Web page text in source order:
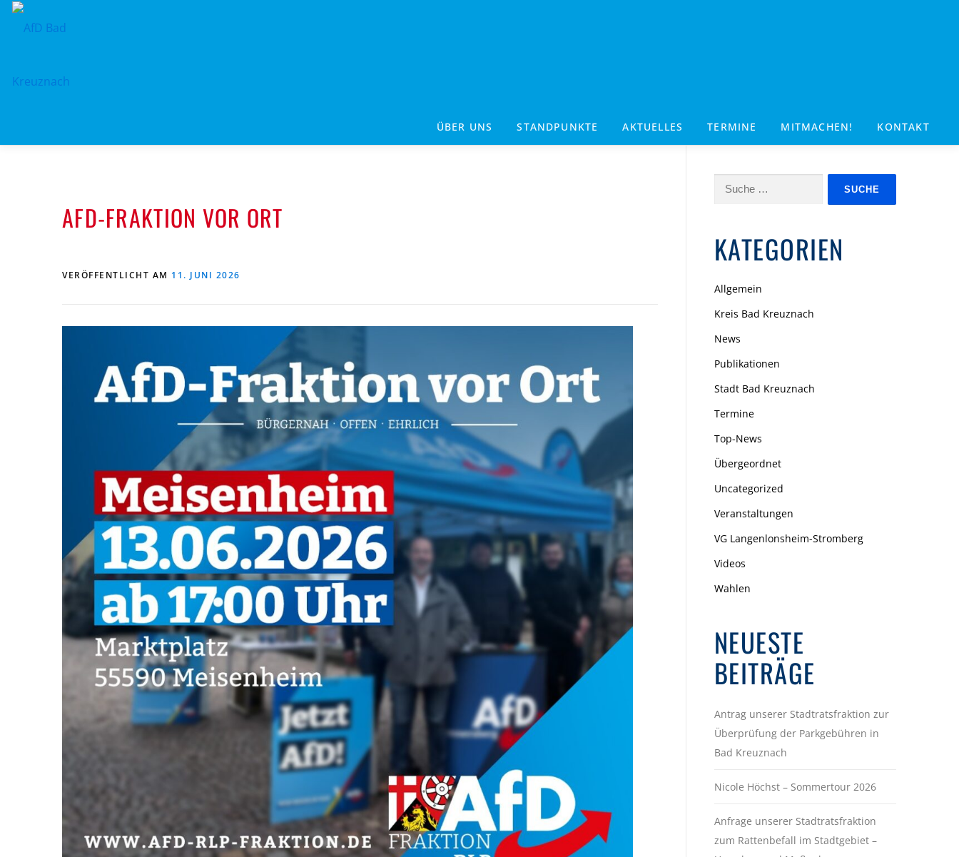
Zum
Inhalt
ÜBER UNS STANDPUNKTE AKTUELLES TERMINE MITMACHEN! KONTAKT
AFD-FRAKTION VOR ORT
VERÖFFENTLICHT AM 11. JUNI 2026
Suche
KATEGORIEN
Allgemein
Kreis Bad Kreuznach
News
Publikationen
Stadt Bad Kreuznach
Termine
Top-News
Übergeordnet
Uncategorized
Veranstaltungen
VG Langenlonsheim-Stromberg
Videos
Wahlen
NEUESTE
BEITRÄGE
Antrag unserer Stadtratsfraktion zur
Überprüfung der Parkgebühren in
Bad Kreuznach
Nicole Höchst – Sommertour 2026
Anfrage unserer Stadtratsfraktion
zum Rattenbefall im Stadtgebiet –